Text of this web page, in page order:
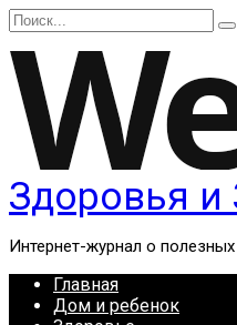
Перейти
к
содержанию
Search
for:
Здоровья
Интернет-журнал о
Главная
Дом и ребенок